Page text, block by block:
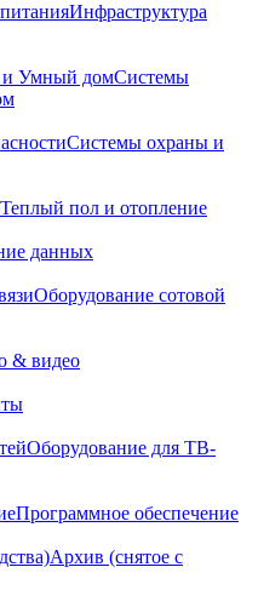
Инфраструктура
Системы
Системы охраны и
Теплый пол и отопление
данных
Оборудование сотовой
& видео
Оборудование для ТВ-
Программное обеспечение
Архив (снятое с